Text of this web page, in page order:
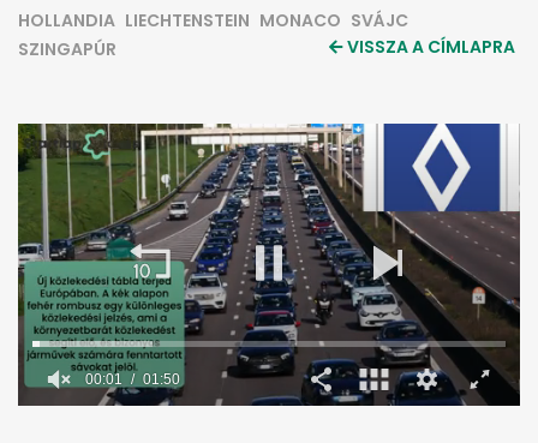
HOLLANDIA LIECHTENSTEIN MONACO SVÁJC
SZINGAPÚR
VISSZA A CÍMLAPRA